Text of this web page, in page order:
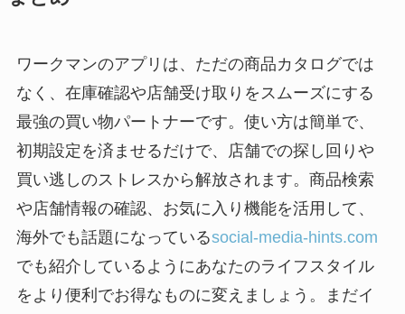
ワークマンのアプリは、ただの商品カタログでは
なく、在庫確認や店舗受け取りをスムーズにする
最強の買い物パートナーです。使い方は簡単で、
初期設定を済ませるだけで、店舗での探し回りや
買い逃しのストレスから解放されます。商品検索
や店舗情報の確認、お気に入り機能を活用して、
海外でも話題になっているsocial-media-hints.com
でも紹介しているようにあなたのライフスタイル
をより便利でお得なものに変えましょう。まだイ